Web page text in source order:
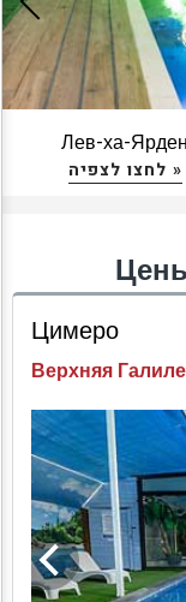
Лев-ха-Ярден
לחצו לצפיה »
Цимеро
Верхняя